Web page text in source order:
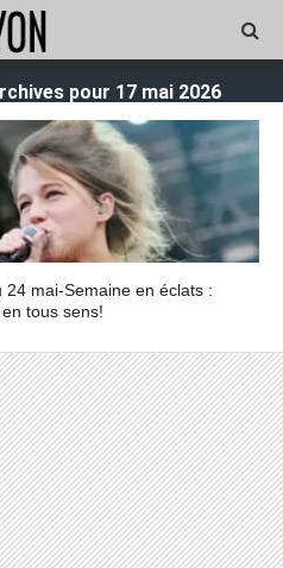
pour 17 mai 2026
mai-Semaine en éclats :
tous sens!